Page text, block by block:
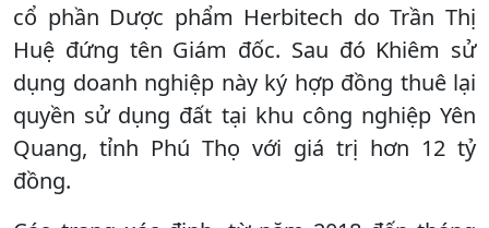
cổ phần Dược phẩm Herbitech do Trần Thị
Huệ đứng tên Giám đốc. Sau đó Khiêm sử
dụng doanh nghiệp này ký hợp đồng thuê lại
quyền sử dụng đất tại khu công nghiệp Yên
Quang, tỉnh Phú Thọ với giá trị hơn 12 tỷ
đồng.